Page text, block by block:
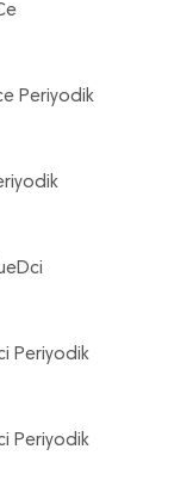
Periyodik
Periyodik
Periyodik